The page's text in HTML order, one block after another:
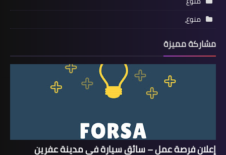
منوع،
مشاركة مميزة
إعلان فرصة عمل – سائق سيارة في مدينة عفرين